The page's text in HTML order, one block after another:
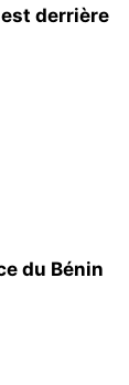
est derrière
du Bénin